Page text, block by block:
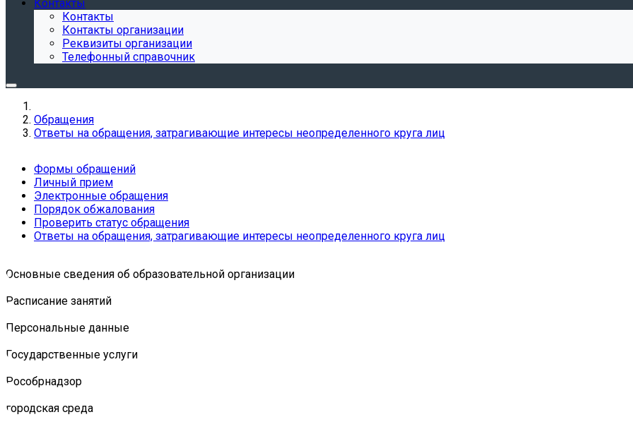
Контакты
Контакты
Контакты организации
Реквизиты организации
Телефонный справочник
Обращения
Ответы на обращения, затрагивающие интересы неопределенного круга лиц
Формы обращений
Личный прием
Электронные обращения
Порядок обжалования
Проверить статус обращения
Ответы на обращения, затрагивающие интересы неопределенного круга лиц
Основные сведения об образовательной организации
Расписание занятий
Персональные данные
Государственные услуги
Роcобрнадзор
городская среда